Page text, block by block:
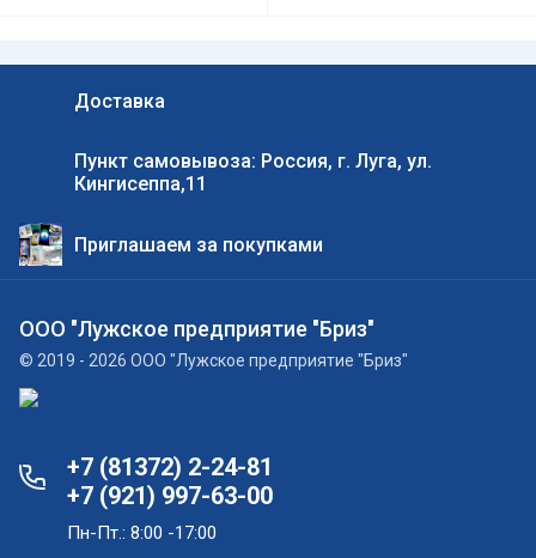
Доставка
Пункт самовывоза: Россия, г. Луга, ул.
Кингисеппа,11
Приглашаем за покупками
ООО "Лужское предприятие "Бриз"
© 2019 - 2026 ООО "Лужское предприятие "Бриз"
+7 (81372) 2-24-81
+7 (921) 997-63-00
Пн-Пт.: 8:00 -17:00